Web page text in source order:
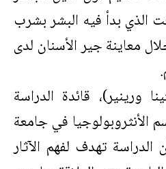
الذي بدأ فيه البشر بشرب
معاينة جير الأسنان لدى
ورينير)، قائدة الدراسة
الأنثروبولوجيا في جامعة
الدراسة تهدف لفهم الآثار